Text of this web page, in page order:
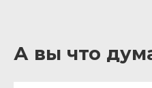
А вы что